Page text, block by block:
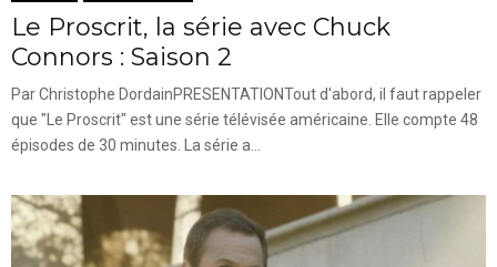
Le Proscrit, la série avec Chuck
Connors : Saison 2
Par Christophe DordainPRESENTATIONTout d'abord, il faut rappeler
que "Le Proscrit" est une série télévisée américaine. Elle compte 48
épisodes de 30 minutes. La série a...